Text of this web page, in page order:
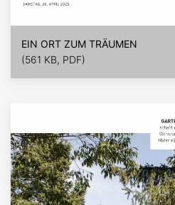
EIN ORT ZUM TRÄUMEN
(561 KB, PDF)